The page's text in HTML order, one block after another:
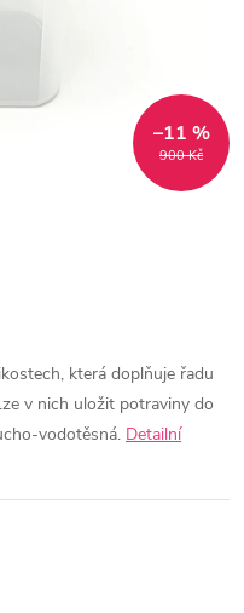
900 Kč
–11 %
která doplňuje řadu
v nich uložit potraviny do
vodotěsná. Detailní